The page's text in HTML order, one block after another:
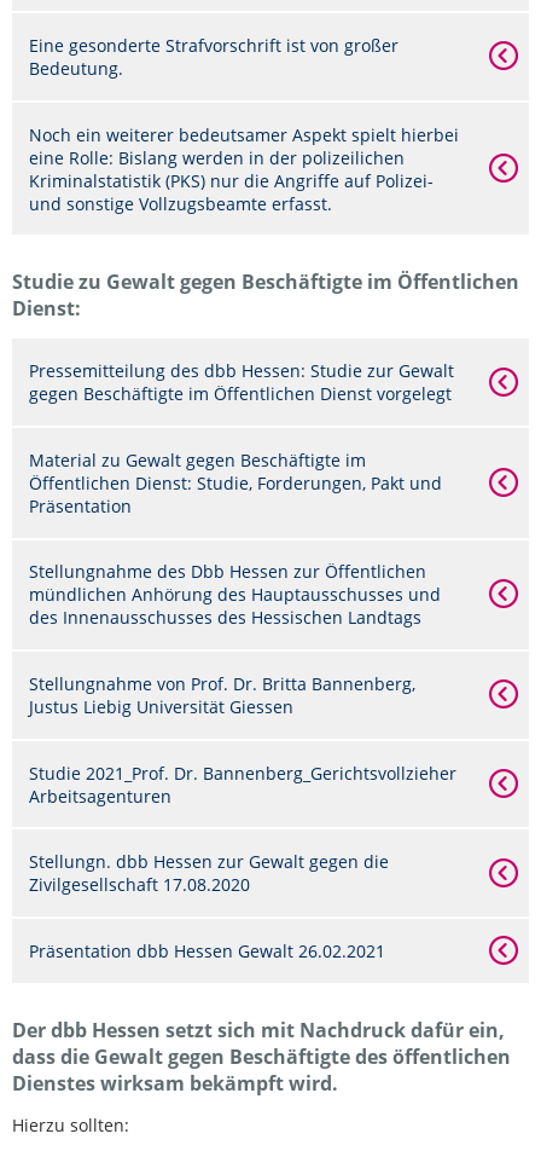
Eine gesonderte Strafvorschrift ist von großer
Bedeutung.
Noch ein weiterer bedeutsamer Aspekt spielt hierbei
eine Rolle: Bislang werden in der polizeilichen
Kriminalstatistik (PKS) nur die Angriffe auf Polizei-
und sonstige Vollzugsbeamte erfasst.
Studie zu Gewalt gegen Beschäftigte im Öffentlichen
Dienst:
Pressemitteilung des dbb Hessen: Studie zur Gewalt
gegen Beschäftigte im Öffentlichen Dienst vorgelegt
Material zu Gewalt gegen Beschäftigte im
Öffentlichen Dienst: Studie, Forderungen, Pakt und
Präsentation
Stellungnahme des Dbb Hessen zur Öffentlichen
mündlichen Anhörung des Hauptausschusses und
des Innenausschusses des Hessischen Landtags
Stellungnahme von Prof. Dr. Britta Bannenberg,
Justus Liebig Universität Giessen
Studie 2021_Prof. Dr. Bannenberg_Gerichtsvollzieher
Arbeitsagenturen
Stellungn. dbb Hessen zur Gewalt gegen die
Zivilgesellschaft 17.08.2020
Präsentation dbb Hessen Gewalt 26.02.2021
Der dbb Hessen setzt sich mit Nachdruck dafür ein,
dass die Gewalt gegen Beschäftigte des öffentlichen
Dienstes wirksam bekämpft wird.
Hierzu sollten: